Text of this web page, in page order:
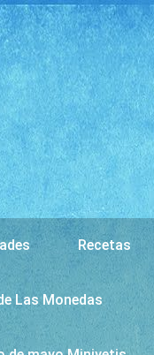
Recetas
Las Monedas